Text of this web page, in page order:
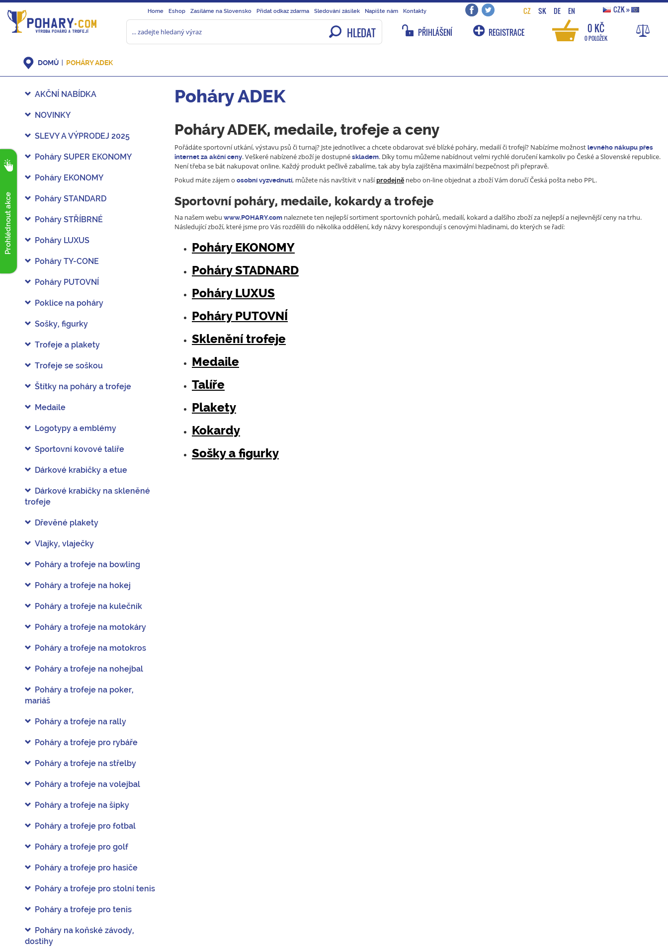
Home Eshop Zasíláme na Slovensko Přidat odkaz zdarma Sledování zásilek Napište nám Kontakty CZ SK DE EN CZK»
HLEDAT PŘIHLÁŠENÍ REGISTRACE 0 KČ
0 POLOŽEK
Prohlédnout akce
DOMŮ POHÁRY ADEK
AKČNÍ NABÍDKA
NOVINKY
SLEVY A VÝPRODEJ 2025
Poháry SUPER EKONOMY
Poháry EKONOMY
Poháry STANDARD
Poháry STŘÍBRNÉ
Poháry LUXUS
Poháry TY-CONE
Poháry PUTOVNÍ
Poklice na poháry
Sošky, figurky
Trofeje a plakety
Trofeje se soškou
Štítky na poháry a trofeje
Medaile
Logotypy a emblémy
Sportovní kovové talíře
Dárkové krabičky a etue
Dárkové krabičky na skleněné
trofeje
Dřevěné plakety
Vlajky, vlaječky
Poháry a trofeje na bowling
Poháry a trofeje na hokej
Poháry a trofeje na kulečník
Poháry a trofeje na motokáry
Poháry a trofeje na motokros
Poháry a trofeje na nohejbal
Poháry a trofeje na poker,
mariáš
Poháry a trofeje na rally
Poháry a trofeje pro rybáře
Poháry a trofeje na střelby
Poháry a trofeje na volejbal
Poháry a trofeje na šipky
Poháry a trofeje pro fotbal
Poháry a trofeje pro golf
Poháry a trofeje pro hasiče
Poháry a trofeje pro stolní tenis
Poháry a trofeje pro tenis
Poháry na koňské závody,
dostihy
Poháry ADEK
Poháry ADEK, medaile, trofeje a ceny
Pořádáte sportovní utkání, výstavu psů či turnaj? Jste jednotlivec a chcete obdarovat své blízké poháry, medailí či trofejí? Nabízíme možnost levného nákupu přes
internet za akční ceny. Veškeré nabízené zboží je dostupné skladem. Díky tomu můžeme nabídnout velmi rychlé doručení kamkoliv po České a Slovenské republice.
Není třeba se bát nakupovat online. Každý produkt pečlivě zabalíme, tak aby byla zajištěna maximální bezpečnost při přepravě.
Pokud máte zájem o osobní vyzvednutí, můžete nás navštívit v našíprodejně nebo on-line objednat a zboží Vám doručí Česká pošta nebo PPL.
Sportovní poháry, medaile, kokardy a trofeje
Na našem webu www.POHARY.com naleznete ten nejlepší sortiment sportovních pohárů, medailí, kokard a dalšího zboží za nejlepší a nejlevnější ceny na trhu.
Následující zboží, které jsme pro Vás rozdělili do několika oddělení, kdy názvy korespondují s cenovými hladinami, do kterých se řadí:
Poháry EKONOMY
Poháry STADNARD
Poháry LUXUS
Poháry PUTOVNÍ
Sklenění trofeje
Medaile
Talíře
Plakety
Kokardy
Sošky a figurky